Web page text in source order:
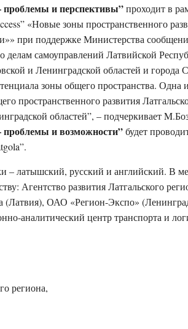
проблемы и перспективы”проходит в
«Новые зоны пространственного
при поддержке Министерства
делам самоуправлений Латвийской
и Ленинградской областей и города
зоны общего пространства.
пространственного развития
областей”, – подчеркивает
проблемы и возможности”будет
– латышский, русский и английский. В
Агентство развития Латгальского
(Латвия), ОАО «Регион-Экспо»
аналитический центр транспорта и
региона,